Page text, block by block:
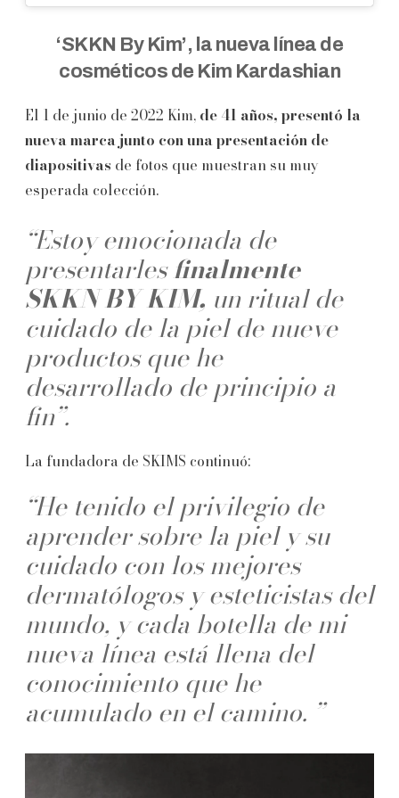
‘SKKN By Kim’, la nueva línea de
cosméticos de Kim Kardashian
El 1 de junio de 2022 Kim, de 41 años, presentó la
nueva marca junto con una presentación de
diapositivas de fotos que muestran su muy
esperada colección.
“Estoy emocionada de
presentarlesfinalmente
SKKN BY KIM, un ritual de
cuidado de la piel de nueve
productos que he
desarrollado de principio a
fin”.
La fundadora de SKIMS continuó:
“He tenido el privilegio de
aprender sobre la piel y su
cuidado con los mejores
dermatólogos y esteticistas del
mundo, y cada botella de mi
nueva línea está llena del
conocimiento que he
acumulado en el camino. ”